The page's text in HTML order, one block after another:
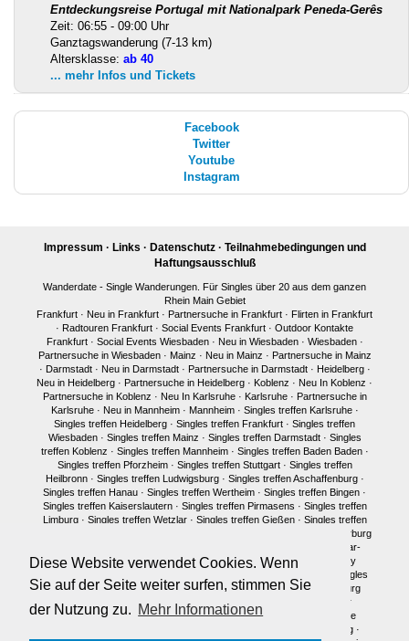
Diese Website verwendet Cookies. Wenn
Sie auf der Seite weiter surfen, stimmen Sie
der Nutzung zu. Mehr Informationen
Entdeckungsreise Portugal mit Nationalpark Peneda-Gerês
Zeit: 06:55 - 09:00 Uhr
Ganztagswanderung (7-13 km)
Altersklasse: ab 40
... mehr Infos und Tickets
Facebook
Twitter
Youtube
Instagram
Impressum · Links · Datenschutz· Teilnahmebedingungen und
Haftungsausschluß
Wanderdate - Single Wanderungen. Für Singles über 20 aus dem ganzen
Rhein Main Gebiet
Frankfurt · Neu in Frankfurt · Partnersuche in Frankfurt · Flirten in Frankfurt
· Radtouren Frankfurt · Social Events Frankfurt · Outdoor Kontakte
Frankfurt· Social Events Wiesbaden· Neu in Wiesbaden· Wiesbaden·
Partnersuche in Wiesbaden· Mainz · Neu in Mainz · Partnersuche in Mainz
· Darmstadt· Neu in Darmstadt· Partnersuche in Darmstadt· Heidelberg·
Neu in Heidelberg · Partnersuche in Heidelberg · Koblenz · Neu In Koblenz ·
Partnersuche in Koblenz · Neu In Karlsruhe· Karlsruhe· Partnersuche in
Karlsruhe· Neu in Mannheim· Mannheim· Singles treffen Karlsruhe·
Singles treffen Heidelberg · Singles treffen Frankfurt · Singles treffen
Wiesbaden· Singles treffen Mainz · Singles treffen Darmstadt· Singles
treffen Koblenz · Singles treffen Mannheim· Singles treffen Baden Baden·
Singles treffen Pforzheim· Singles treffen Stuttgart· Singles treffen
Heilbronn· Singles treffen Ludwigsburg· Singles treffen Aschaffenburg·
Singles treffen Hanau · Singles treffen Wertheim · Singles treffen Bingen ·
Singles treffen Kaiserslautern· Singles treffen Pirmasens · Singles treffen
Limburg· Singles treffen Wetzlar· Singles treffen Gießen· Singles treffen
Singles treffen Marburg
Singles treffen Idar-
Oberstein·Neu in München·Singles treffen München·
Single Party
Singles
treffen Berlin ·Single Party Berlin· Singles Berlin ·Singles Regensburg
Single Männer Frankfurt
Single Frauen Frankfurt
Single Männer
Darmstadt· Single Frauen Darmstadt·Single Männer Mainz
Single
Single Frauen Heidelberg ·